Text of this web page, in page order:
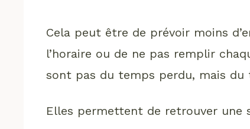
Cela peut être de prévoir moins
l’horaire ou de ne pas remplir
sont pas du temps perdu, mais du
Elles permettent de retrouver une